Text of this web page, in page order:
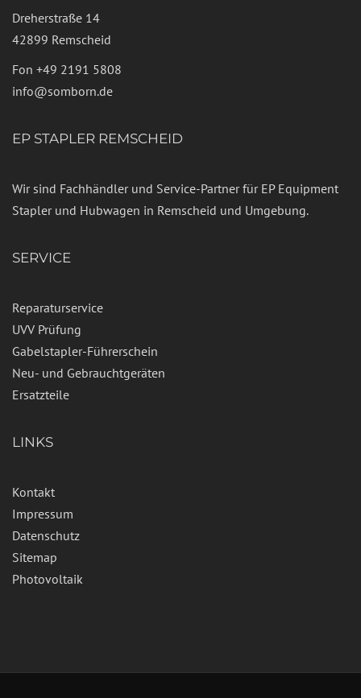
Dreherstraße 14
42899 Remscheid
Fon +49 2191 5808
info@somborn.de
EP STAPLER REMSCHEID
Wir sind Fachhändler und Service-Partner für EP Equipment
Stapler und Hubwagen in Remscheid und Umgebung.
SERVICE
Reparaturservice
UVV Prüfung
Gabelstapler-Führerschein
Neu- und Gebrauchtgeräten
Ersatzteile
LINKS
Kontakt
Impressum
Datenschutz
Sitemap
Photovoltaik